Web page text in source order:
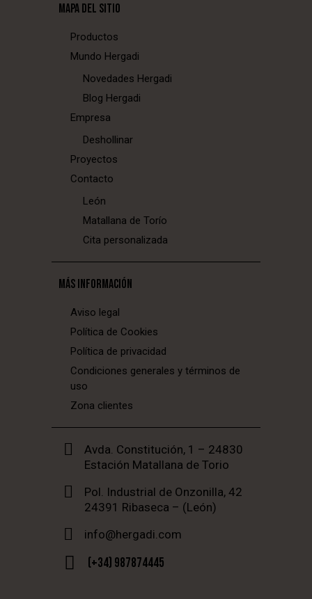
MAPA DEL SITIO
Productos
Mundo Hergadi
Novedades Hergadi
Blog Hergadi
Empresa
Deshollinar
Proyectos
Contacto
León
Matallana de Torío
Cita personalizada
MÁS INFORMACIÓN
Aviso legal
Política de Cookies
Política de privacidad
Condiciones generales y términos de
uso
Zona clientes
Avda. Constitución, 1 – 24830
Estación Matallana de Torio
Pol. Industrial de Onzonilla, 42
24391 Ribaseca – (León)
info@hergadi.com
(+34) 987874445